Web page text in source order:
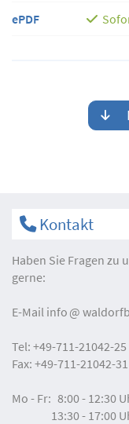
ePDF
Kontakt
Haben Sie Fragen zu
gerne:
E-Mail info
Tel: +49-711-21042-25
Fax: +49-711-21042-31
Mo - Fr: 8:00 - 12:30
13:30 - 17:00